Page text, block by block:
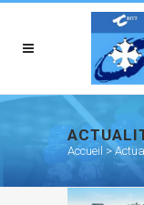
Accueil >